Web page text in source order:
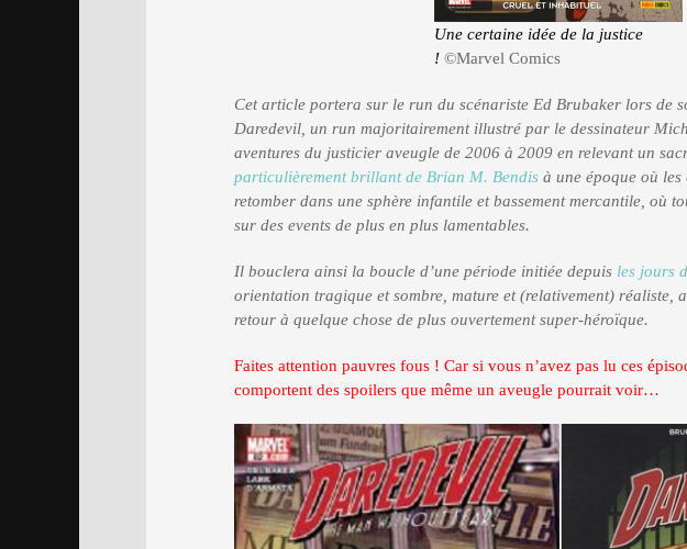
Une certaine idée de la justice
! ©Marvel Comics
Cet article portera sur le run du scénariste Ed Brubaker lors de
Daredevil, un run majoritairement illustré par le dessinateur
aventures du justicier aveugle de 2006 à 2009 en relevant un
particulièrement brillant de Brian M. Bendis à une époque où
retomber dans une sphère infantile et bassement mercantile, où
sur des events de plus en plus lamentables.
Il bouclera ainsi la boucle d’une période initiée depuis les jours
orientation tragique et sombre, mature et (relativement) réaliste,
retour à quelque chose de plus ouvertement super-héroïque.
Faites attention pauvres fous ! Car si vous n’avez pas lu ces
comportent des spoilers que même un aveugle pourrait voir…